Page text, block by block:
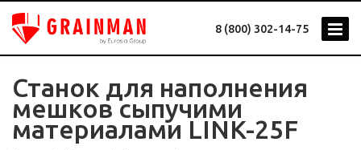
8 (800) 302-14-75
Станок для наполнения
мешков сыпучими
материалами LINK-25F